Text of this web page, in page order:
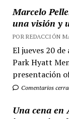
Marcelo
una visión y
POR REDACCIÓN
El jueves 20
Park Hyatt
presentación
Comentarios
Una cena